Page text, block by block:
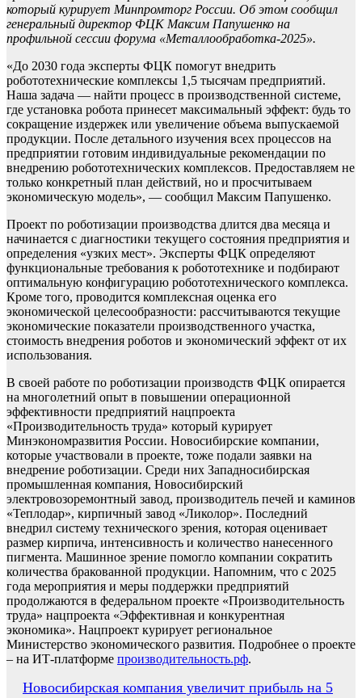
который курирует Минпромторг России. Об этом сообщил
генеральный директор ФЦК Максим Папушенко на
профильной сессии форума «Металлообработка-2025».
«До 2030 года эксперты ФЦК помогут внедрить
робототехнические комплексы 1,5 тысячам предприятий.
Наша задача — найти процесс в производственной системе,
где установка робота принесет максимальный эффект: будь то
сокращение издержек или увеличение объема выпускаемой
продукции. После детального изучения всех процессов на
предприятии готовим индивидуальные рекомендации по
внедрению робототехнических комплексов. Предоставляем не
только конкретный план действий, но и просчитываем
экономическую модель», — сообщил Максим Папушенко.
Проект по роботизации производства длится два месяца и
начинается с диагностики текущего состояния предприятия и
определения «узких мест». Эксперты ФЦК определяют
функциональные требования к робототехнике и подбирают
оптимальную конфигурацию робототехнического комплекса.
Кроме того, проводится комплексная оценка его
экономической целесообразности: рассчитываются текущие
экономические показатели производственного участка,
стоимость внедрения роботов и экономический эффект от их
использования.
В своей работе по роботизации производств ФЦК опирается
на многолетний опыт в повышении операционной
эффективности предприятий нацпроекта
«Производительность труда» который курирует
Минэкономразвития России. Новосибирские компании,
которые участвовали в проекте, тоже подали заявки на
внедрение роботизации. Среди них Западносибирская
промышленная компания, Новосибирский
электровозоремонтный завод, производитель печей и каминов
«Теплодар», кирпичный завод «Ликолор». Последний
внедрил систему технического зрения, которая оценивает
размер кирпича, интенсивность и количество нанесенного
пигмента. Машинное зрение помогло компании сократить
количества бракованной продукции. Напомним, что с 2025
года мероприятия и меры поддержки предприятий
продолжаются в федеральном проекте «Производительность
труда» нацпроекта «Эффективная и конкурентная
экономика». Нацпроект курирует региональное
Министерство экономического развития. Подробнее о проекте
– на ИТ-платформе производительность.рф.
Навигация
Новосибирская компания увеличит прибыль на 5